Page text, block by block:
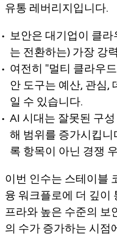
유통 레버리지입니다.
보안은 대기업이 클
는 전환하는) 가장 강
여전히 "멀티 클라우
안 도구는 예산, 관심,
일 수 있습니다.
AI 시대는 잘못된 구
해 범위를 증가시킵니
록 항목이 아닌 경쟁
이번 인수는 스테이블
융 워크플로에 더 깊이
프라와 높은 수준의 보
의 수가 증가하는 시점